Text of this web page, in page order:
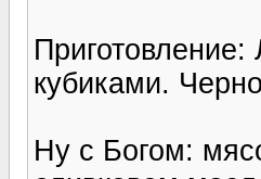
кубиками.
Ну с Богом: